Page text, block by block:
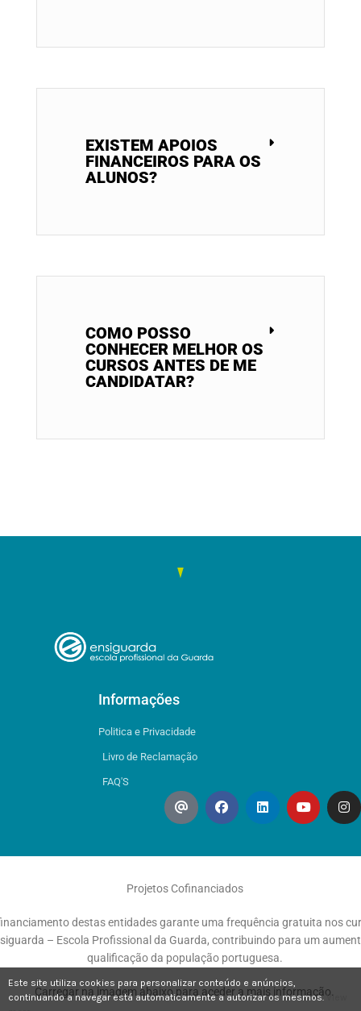
EXISTEM APOIOS
FINANCEIROS PARA OS
ALUNOS?
COMO POSSO
CONHECER MELHOR OS
CURSOS ANTES DE ME
CANDIDATAR?
Informações
Politica e Privacidade
Livro de Reclamação
FAQ'S
Projetos Cofinanciados
destas entidades garante uma frequência gratuita nos
– Escola Profissional da Guarda, contribuindo para um
qualificação da população portuguesa.
Carregar na imagem abaixo para aceder a mais informação.
Este site utiliza cookies para personalizar conteúdo e anúncios,
continuando a navegar está automaticamente a autorizar os mesmos.View